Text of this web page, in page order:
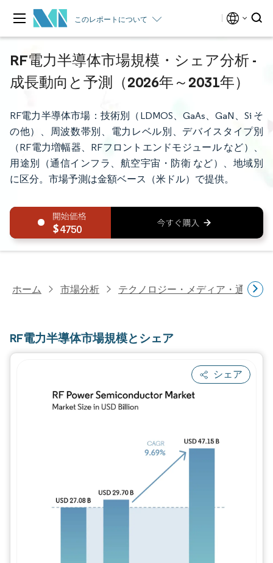
このレポートについて
RF電力半導体市場規模・シェア分析 -
成長動向と予測（2026年～2031年）
RF電力半導体市場：技術別（LDMOS、GaAs、GaN、Si そ
の他）、周波数帯別、電力レベル別、デバイスタイプ別
（RF電力増幅器、RFフロントエンドモジュール など）、
用途別（通信インフラ、航空宇宙・防衛 など）、地域別
に区分。市場予測は金額ベース（米ドル）で提供。
4750
ホーム 市場分析 テクノロジー・メディア・通信研
RF電力半導体市場規模とシェア
シェア